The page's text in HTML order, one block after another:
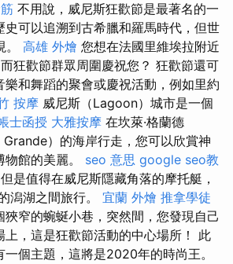
不用說，威尼斯狂歡節是最著名的一
史可以追溯到古希臘和羅馬時代，但世
。 高雄 外燴 您想在法國里維埃拉附近
狂歡節群眾周圍慶祝您？ 狂歡節還可
樂和舞蹈的聚會或慶祝活動，例如里約
按摩 威尼斯（Lagoon）城市是一個
士函授 大雅按摩 在坎萊·格蘭德
Grande）的海岸行走，您可以欣賞神
館的美麗。 seo 意思 google seo教
但是值得在威尼斯隱藏角落的摩托艇，
潟湖之間旅行。 宜蘭 外燴 推拿學徒
窄的蜿蜒小巷，突然間，您發現自己
上，這是狂歡節活動的中心場所！ 此
個主題，這將是2020年的時尚王。